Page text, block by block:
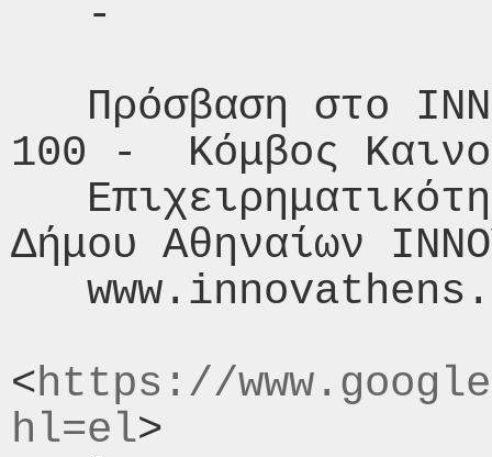
100 -  Κόμβος
Δήμου Αθηναίων
<https://
hl=el>